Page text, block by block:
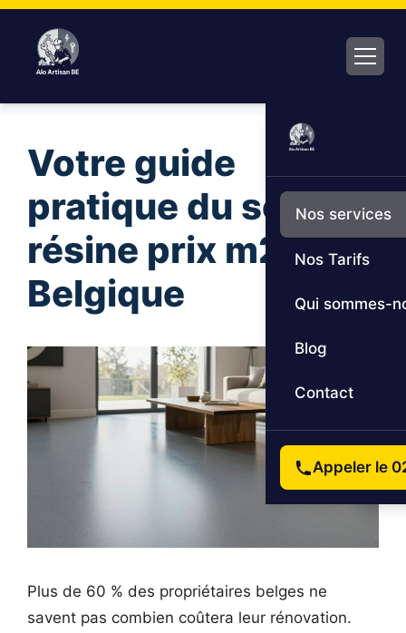
Aller
contenu
Nos services
Nos Tarifs
Qui sommes-
Blog
Contact
Appeler le
Votre guide
pratique du sol en
résine prix m2 en
Belgique
Plus de 60 % des propriétaires belges ne
savent pas combien coûtera leur rénovation.